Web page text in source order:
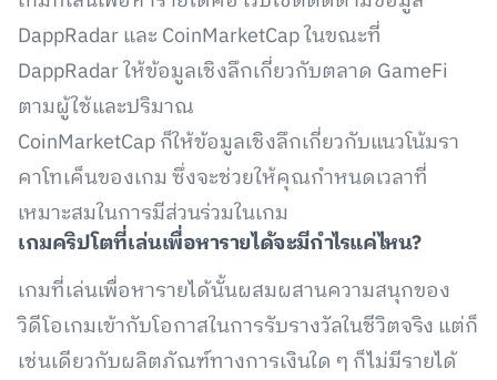
DappRadar และ CoinMarketCap ในขณะที่
DappRadar ให้ข้อมูลเชิงลึกเกี่ยวกับตลาด GameFi
ตามผู้ใช้และปริมาณ
CoinMarketCap ก็ให้ข้อมูลเชิงลึกเกี่ยวกับแนวโน้มรา
คาโทเค็นของเกม ซึ่งจะช่วยให้คุณกำหนดเวลาที่
เหมาะสมในการมีส่วนร่วมในเกม
เกมคริปโตที่เล่นเพื่อหารายได้จะมีกำไรแค่ไหน?
เกมที่เล่นเพื่อหารายได้นั้นผสมผสานความสนุกของ
วิดีโอเกมเข้ากับโอกาสในการรับรางวัลในชีวิตจริง แต่ก็
เช่นเดียวกับผลิตภัณฑ์ทางการเงินใด ๆ ก็ไม่มีรายได้